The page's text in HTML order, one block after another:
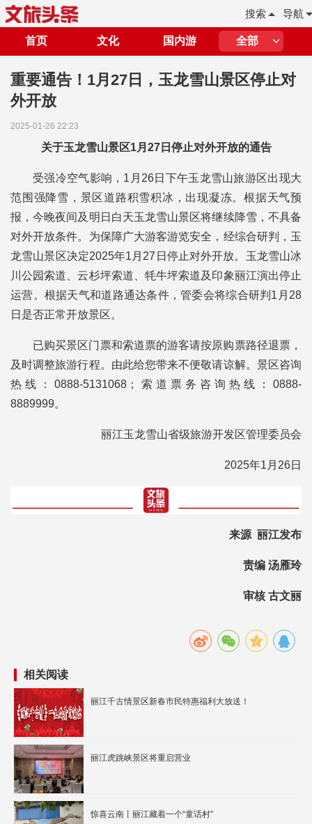
导航
搜索
首页 文化 国内游 全部
重要通告！1月27日，玉龙雪山景区停止对
外开放
2025-01-26 22:23
关于玉龙雪山景区1月27日停止对外开放的通告
受强冷空气影响，1月26日下午玉龙雪山旅游区出现大
范围强降雪，景区道路积雪积冰，出现凝冻。根据天气预
报，今晚夜间及明日白天玉龙雪山景区将继续降雪，不具备
对外开放条件。为保障广大游客游览安全，经综合研判，玉
龙雪山景区决定2025年1月27日停止对外开放。玉龙雪山冰
川公园索道、云杉坪索道、牦牛坪索道及印象丽江演出停止
运营。根据天气和道路通达条件，管委会将综合研判1月28
日是否正常开放景区。
已购买景区门票和索道票的游客请按原购票路径退票，
及时调整旅游行程。由此给您带来不便敬请谅解。景区咨询
热线：0888-5131068；索道票务咨询热线：0888-
8889999。
丽江玉龙雪山省级旅游开发区管理委员会
2025年1月26日
来源 丽江发布
责编 汤雁玲
审核 古文丽
相关阅读
丽江千古情景区新春市民特惠福利大放送！
丽江虎跳峡景区将重启营业
惊喜云南丨丽江藏着一个“童话村”